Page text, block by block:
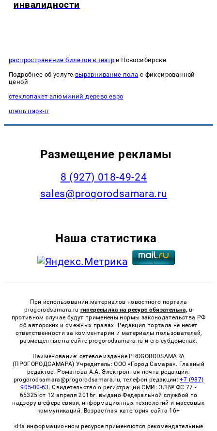
инвалидности
распространение билетов в театр в Новосибирске
Подробнее об услуге выравнивание пола с фиксированной
ценой
стеклопакет алюминий дерево евро
отель парк-л
Размещение рекламы
8 (927) 018-49-24
sales@progorodsamara.ru
Наша статистика
При использовании материалов новостного портала
progorodsamara.ru гиперссылка на ресурс обязательна, в
противном случае будут применены нормы законодательства РФ
об авторских и смежных правах. Редакция портала не несет
ответственности за комментарии и материалы пользователей,
размещенные на сайте progorodsamara.ru и его субдоменах.
Наименование: сетевое издание PROGORODSAMARA
(ПРОГОРОДСАМАРА) Учредитель: ООО «Город Самара». Главный
редактор: Романова А.А. Электронная почта редакции:
progorodsamara@progorodsamara.ru, телефон редакции:+7 (987)
905-00-63 . Свидетельство о регистрации СМИ: ЭЛ № ФС 77 -
65325 от 12 апреля 2016г. выдано Федеральной службой по
надзору в сфере связи, информационных технологий и массовых
коммуникаций. Возрастная категория сайта 16+
«На информационном ресурсе применяются рекомендательные